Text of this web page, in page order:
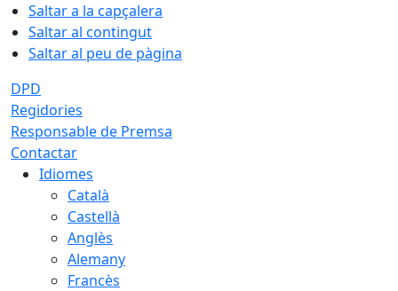
Saltar a la capçalera
Saltar al contingut
Saltar al peu de pàgina
DPD
Regidories
Responsable de Premsa
Contactar
Idiomes
Català
Castellà
Anglès
Alemany
Francès